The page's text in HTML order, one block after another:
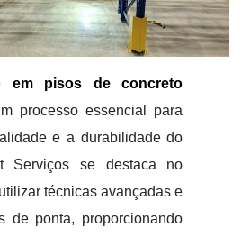
em pisos de concreto
processo essencial para
e a durabilidade do
Serviços se destaca no
técnicas avançadas e
de ponta, proporcionando